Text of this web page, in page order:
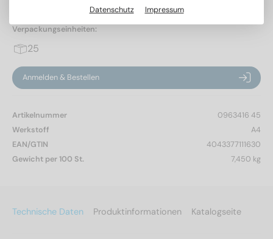
Senkschrauben mit Schlitz
Verpackungseinheiten:
25
Anmelden & Bestellen
Artikelnummer
0963416 45
Werkstoff
A4
EAN/GTIN
4043377111630
Gewicht per 100 St.
7,450 kg
Technische Daten Produktinformationen Katalogseite
Datenschutz Impressum